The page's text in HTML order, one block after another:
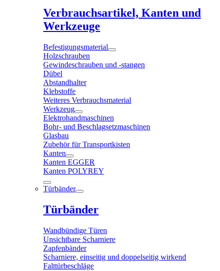
Verbrauchsartikel, Kanten und
Werkzeuge
Befestigungsmaterial
Holzschrauben
Gewindeschrauben und -stangen
Dübel
Abstandhalter
Klebstoffe
Weiteres Verbrauchsmaterial
Werkzeug
Elektrohandmaschinen
Bohr- und Beschlagsetzmaschinen
Glasbau
Zubehör für Transportkisten
Kanten
Kanten EGGER
Kanten POLYREY
Türbänder
Türbänder
Wandbündige Türen
Unsichtbare Scharniere
Zapfenbänder
Scharniere, einseitig und doppelseitig wirkend
Falttürbeschläge